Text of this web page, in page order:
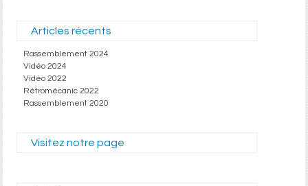
Articles récents
Rassemblement 2024
Vidéo 2024
Vidéo 2022
Rétromécanic 2022
Rassemblement 2020
Visitez notre page